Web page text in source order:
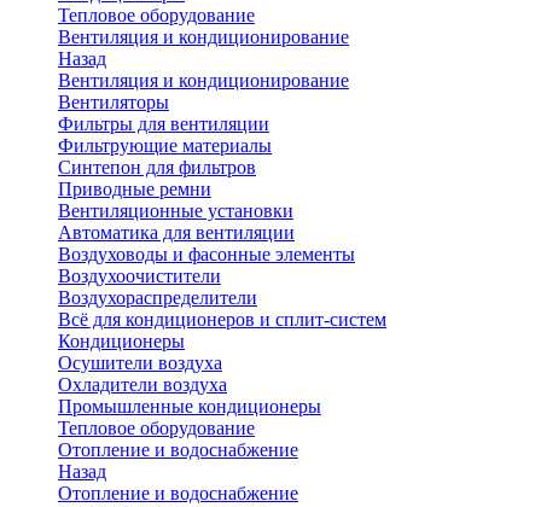
Тепловое оборудование
Вентиляция и кондиционирование
Назад
Вентиляция и кондиционирование
Вентиляторы
Фильтры для вентиляции
Фильтрующие материалы
Синтепон для фильтров
Приводные ремни
Вентиляционные установки
Автоматика для вентиляции
Воздуховоды и фасонные элементы
Воздухоочистители
Воздухораспределители
Всё для кондиционеров и сплит-систем
Кондиционеры
Осушители воздуха
Охладители воздуха
Промышленные кондиционеры
Тепловое оборудование
Отопление и водоснабжение
Назад
Отопление и водоснабжение